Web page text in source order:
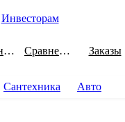
Инвесторам
Избранное Сравнение Заказы
Сантехника Авто